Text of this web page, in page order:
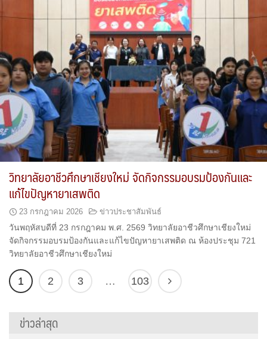
วิทยาลัยอาชีวศึกษาเชียงใหม่ จัดกิจกรรมอบรมป้องกันและ
แก้ไขปัญหายาเสพติด
23 กรกฎาคม 2026 ข่าวประชาสัมพันธ์
วันพฤหัสบดีที่ 23 กรกฎาคม พ.ศ. 2569 วิทยาลัยอาชีวศึกษาเชียงใหม่
จัดกิจกรรมอบรมป้องกันและแก้ไขปัญหายาเสพติด ณ ห้องประชุม 721
วิทยาลัยอาชีวศึกษาเชียงใหม่
1 2 3 … 103
ข่าวล่าสุด